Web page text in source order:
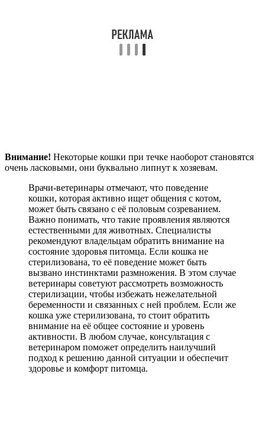
Внимание! Некоторые кошки при течке наоборот становятся
очень ласковыми, они буквально липнут к хозяевам.
Врачи-ветеринары отмечают, что поведение
кошки, которая активно ищет общения с котом,
может быть связано с её половым созреванием.
Важно понимать, что такие проявления являются
естественными для животных. Специалисты
рекомендуют владельцам обратить внимание на
состояние здоровья питомца. Если кошка не
стерилизована, то её поведение может быть
вызвано инстинктами размножения. В этом случае
ветеринары советуют рассмотреть возможность
стерилизации, чтобы избежать нежелательной
беременности и связанных с ней проблем. Если же
кошка уже стерилизована, то стоит обратить
внимание на её общее состояние и уровень
активности. В любом случае, консультация с
ветеринаром поможет определить наилучший
подход к решению данной ситуации и обеспечит
здоровье и комфорт питомца.